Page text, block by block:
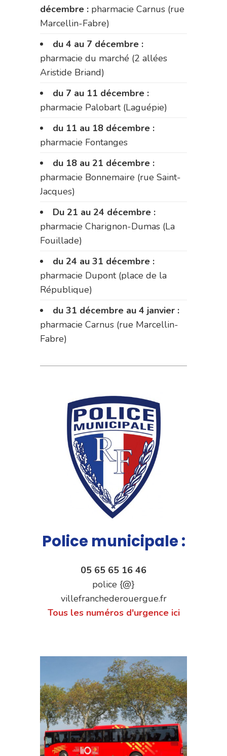
décembre : pharmacie Carnus (rue
Marcellin-Fabre)
du 4 au 7 décembre :
pharmacie du marché (2 allées
Aristide Briand)
du 7 au 11 décembre :
pharmacie Palobart (Laguépie)
du 11 au 18 décembre :
pharmacie Fontanges
du 18 au 21 décembre :
pharmacie Bonnemaire (rue Saint-
Jacques)
Du 21 au 24 décembre :
pharmacie Charignon-Dumas (La
Fouillade)
du 24 au 31 décembre :
pharmacie Dupont (place de la
République)
du 31 décembre au 4 janvier :
pharmacie Carnus (rue Marcellin-
Fabre)
Police municipale :
05 65 65 16 46
police {@}
villefranchederouergue.fr
Tous les numéros d'urgence ici